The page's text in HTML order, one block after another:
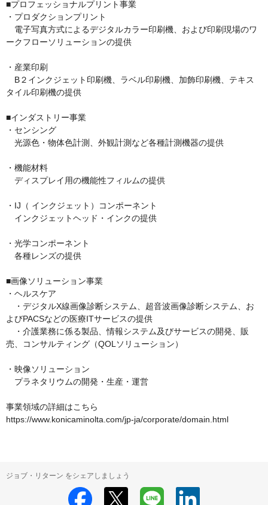
■プロフェッショナルプリント事業
・プロダクションプリント
電子写真方式によるデジタルカラー印刷機、および印刷現場のワ
ークフローソリューションの提供
・産業印刷
B２インクジェット印刷機、ラベル印刷機、加飾印刷機、テキス
タイル印刷機の提供
■インダストリー事業
・センシング
光源色・物体色計測、外観計測など各種計測機器の提供
・機能材料
ディスプレイ用の機能性フィルムの提供
・IJ（ インクジェット）コンポーネント
インクジェットヘッド・インクの提供
・光学コンポーネント
各種レンズの提供
■画像ソリューション事業
・ヘルスケア
・デジタルX線画像診断システム、超音波画像診断システム、お
よびPACSなどの医療ITサービスの提供
・介護業務に係る製品、情報システム及びサービスの開発、販
売、コンサルティング（QOLソリューション）
・映像ソリューション
プラネタリウムの開発・生産・運営
事業領域の詳細はこちら
https://www.konicaminolta.com/jp-ja/corporate/domain.html
ジョブ・リターン をシェアしましょう